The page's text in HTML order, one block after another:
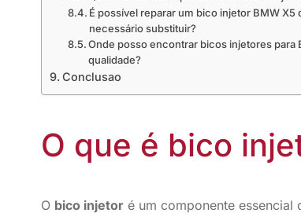
É possível reparar um bico injetor BMW X5
necessário substituir?
Onde posso encontrar bicos injetores para
qualidade?
Conclusao
O que é bico
O bico injetor é um componente